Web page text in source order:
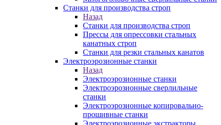
Станки для производства строп
Назад
Станки для производства строп
Прессы для опрессовки стальных
канатных строп
Станки для резки стальных канатов
Электроэрозионные станки
Назад
Электроэрозионные станки
Электроэрозионные сверлильные
станки
Электроэрозионные копировально-
прошивные станки
Электроэрозионные экстракторы